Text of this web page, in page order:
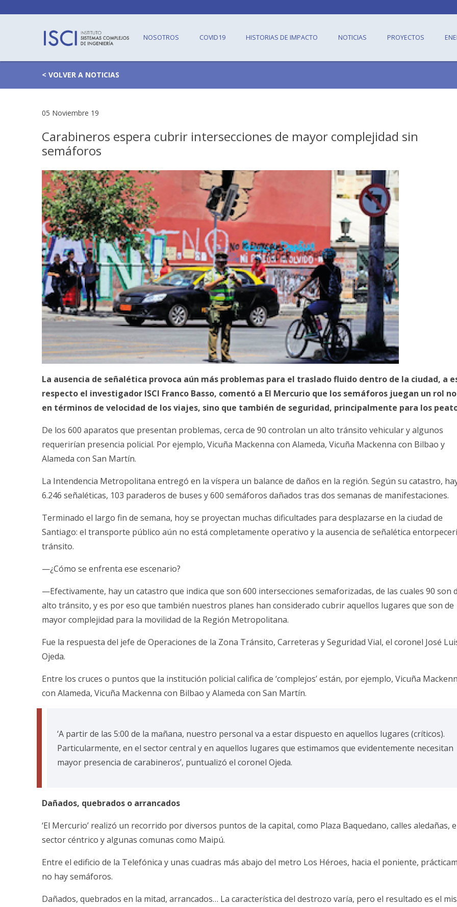
NOSOTROS COVID19 HISTORIAS DE IMPACTO NOTICIAS PROYECTOS
< VOLVER A NOTICIAS
05 Noviembre 19
Carabineros espera cubrir intersecciones de mayor complejidad sin
semáforos
La ausencia de señalética provoca aún más problemas para el traslado fluido dentro de la ciudad, a
respecto el investigador ISCI Franco Basso, comentó a El Mercurio que los semáforos juegan un rol
en términos de velocidad de los viajes, sino que también de seguridad, principalmente para los
De los 600 aparatos que presentan problemas, cerca de 90 controlan un alto tránsito vehicular y algunos
requerirían presencia policial. Por ejemplo, Vicuña Mackenna con Alameda, Vicuña Mackenna con Bilbao y
Alameda con San Martín.
La Intendencia Metropolitana entregó en la víspera un balance de daños en la región. Según su catastro,
6.246 señaléticas, 103 paraderos de buses y 600 semáforos dañados tras dos semanas de manifestaciones.
Terminado el largo fin de semana, hoy se proyectan muchas dificultades para desplazarse en la ciudad de
Santiago: el transporte público aún no está completamente operativo y la ausencia de señalética
tránsito.
—¿Cómo se enfrenta ese escenario?
—Efectivamente, hay un catastro que indica que son 600 intersecciones semaforizadas, de las cuales 90 son
alto tránsito, y es por eso que también nuestros planes han considerado cubrir aquellos lugares que son de
mayor complejidad para la movilidad de la Región Metropolitana.
Fue la respuesta del jefe de Operaciones de la Zona Tránsito, Carreteras y Seguridad Vial, el coronel José
Ojeda.
Entre los cruces o puntos que la institución policial califica de ‘complejos’ están, por ejemplo, Vicuña
con Alameda, Vicuña Mackenna con Bilbao y Alameda con San Martín.
‘A partir de las 5:00 de la mañana, nuestro personal va a estar dispuesto en aquellos lugares (críticos).
Particularmente, en el sector central y en aquellos lugares que estimamos que evidentemente necesitan
mayor presencia de carabineros’, puntualizó el coronel Ojeda.
Dañados, quebrados o arrancados
‘El Mercurio’ realizó un recorrido por diversos puntos de la capital, como Plaza Baquedano, calles aledañas,
sector céntrico y algunas comunas como Maipú.
Entre el edificio de la Telefónica y unas cuadras más abajo del metro Los Héroes, hacia el poniente,
no hay semáforos.
Dañados, quebrados en la mitad, arrancados… La característica del destrozo varía, pero el resultado es el